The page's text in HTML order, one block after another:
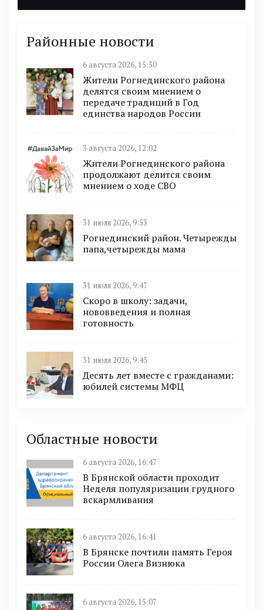
Районные новости
6 августа 2026, 15:30
Жители Рогнединского района
делятся своим мнением о
передаче традиций в Год
единства народов России
3 августа 2026, 12:02
Жители Рогнединского района
продолжают делится своим
мнением о ходе СВО
31 июля 2026, 9:53
Рогнединский район. Четырежды
папа,четырежды мама
31 июля 2026, 9:47
Скоро в школу: задачи,
нововведения и полная
готовность
31 июля 2026, 9:43
Десять лет вместе с гражданами:
юбилей системы МФЦ
Областные новости
6 августа 2026, 16:47
В Брянской области проходит
Неделя популяризации грудного
вскармливания
6 августа 2026, 16:41
В Брянске почтили память Героя
России Олега Визнюка
6 августа 2026, 15:07